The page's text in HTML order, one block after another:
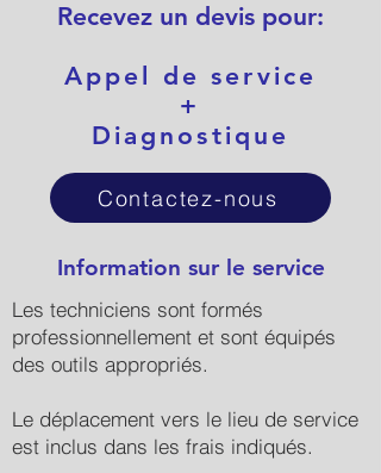
Recevez un devis pour:
Appel de service
+
Diagnostique
Contactez-nous
Information sur le service
Les techniciens sont formés
professionnellement et sont équipés
des outils appropriés.
Le déplacement vers le lieu de service
est inclus dans les frais indiqués.